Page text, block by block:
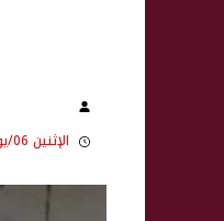
الإثنين 06/يوليو/2026 - 04:25 م